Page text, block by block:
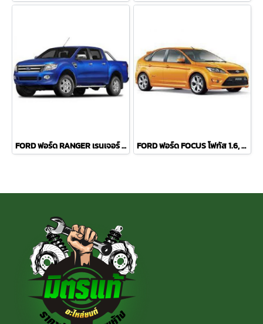
FORD ฟอร์ด RANGER เรนเจอร์ (T6) 2WD, 4WD ปี 2011 COMPACT ผ้าเบรค-หน้า FORD ฟอร์ด FOCUS โฟกัส 1.6, 1.8, 2.0 ปี 04 COMPACT ผ้าเบรค-หลัง